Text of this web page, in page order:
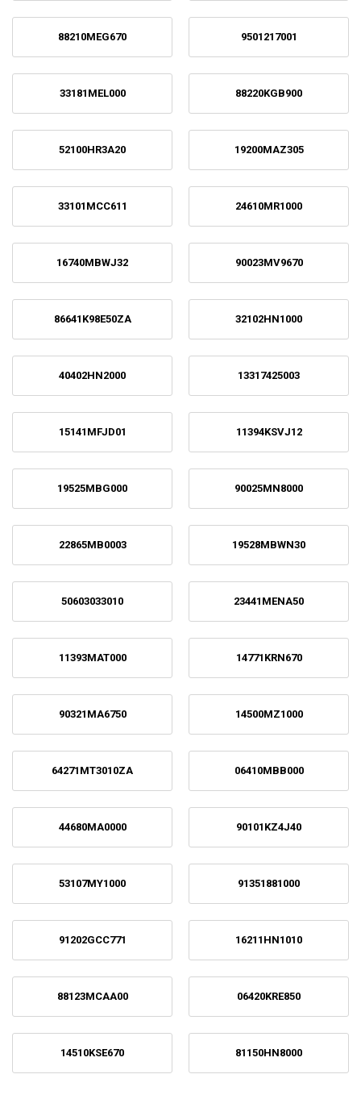
88210MEG670 9501217001
33181MEL000 88220KGB900
52100HR3A20 19200MAZ305
33101MCC611 24610MR1000
16740MBWJ32 90023MV9670
86641K98E50ZA 32102HN1000
40402HN2000 13317425003
15141MFJD01 11394KSVJ12
19525MBG000 90025MN8000
22865MB0003 19528MBWN30
50603033010 23441MENA50
11393MAT000 14771KRN670
90321MA6750 14500MZ1000
64271MT3010ZA 06410MBB000
44680MA0000 90101KZ4J40
53107MY1000 91351881000
91202GCC771 16211HN1010
88123MCAA00 06420KRE850
14510KSE670 81150HN8000